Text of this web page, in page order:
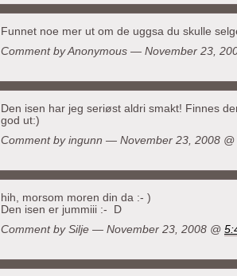
Funnet noe mer ut om de uggsa du skulle
Comment by Anonymous — November 23,
Den isen har jeg seriøst aldri smakt! Finnes
god ut:)
Comment by ingunn — November 23, 2008 @
hih, morsom moren din da :- )
Den isen er jummiii :- D
Comment by Silje — November 23, 2008 @